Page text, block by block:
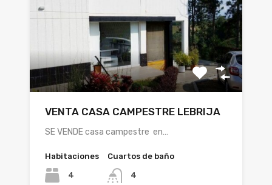
VENTA CASA CAMPESTRE LEBRIJA
SE VENDE casa campestre en…
Habitaciones
4
Cuartos de baño
4